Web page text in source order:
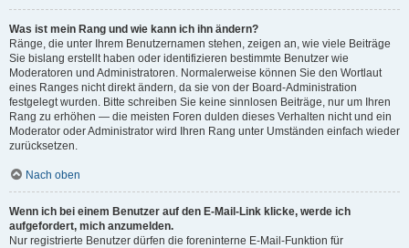
Was ist mein Rang und wie kann ich ihn ändern?
Ränge, die unter Ihrem Benutzernamen stehen, zeigen an, wie viele Beiträge
Sie bislang erstellt haben oder identifizieren bestimmte Benutzer wie
Moderatoren und Administratoren. Normalerweise können Sie den Wortlaut
eines Ranges nicht direkt ändern, da sie von der Board-Administration
festgelegt wurden. Bitte schreiben Sie keine sinnlosen Beiträge, nur um Ihren
Rang zu erhöhen — die meisten Foren dulden dieses Verhalten nicht und ein
Moderator oder Administrator wird Ihren Rang unter Umständen einfach wieder
zurücksetzen.
Nach oben
Wenn ich bei einem Benutzer auf den E-Mail-Link klicke, werde ich
aufgefordert, mich anzumelden.
Nur registrierte Benutzer dürfen die foreninterne E-Mail-Funktion für